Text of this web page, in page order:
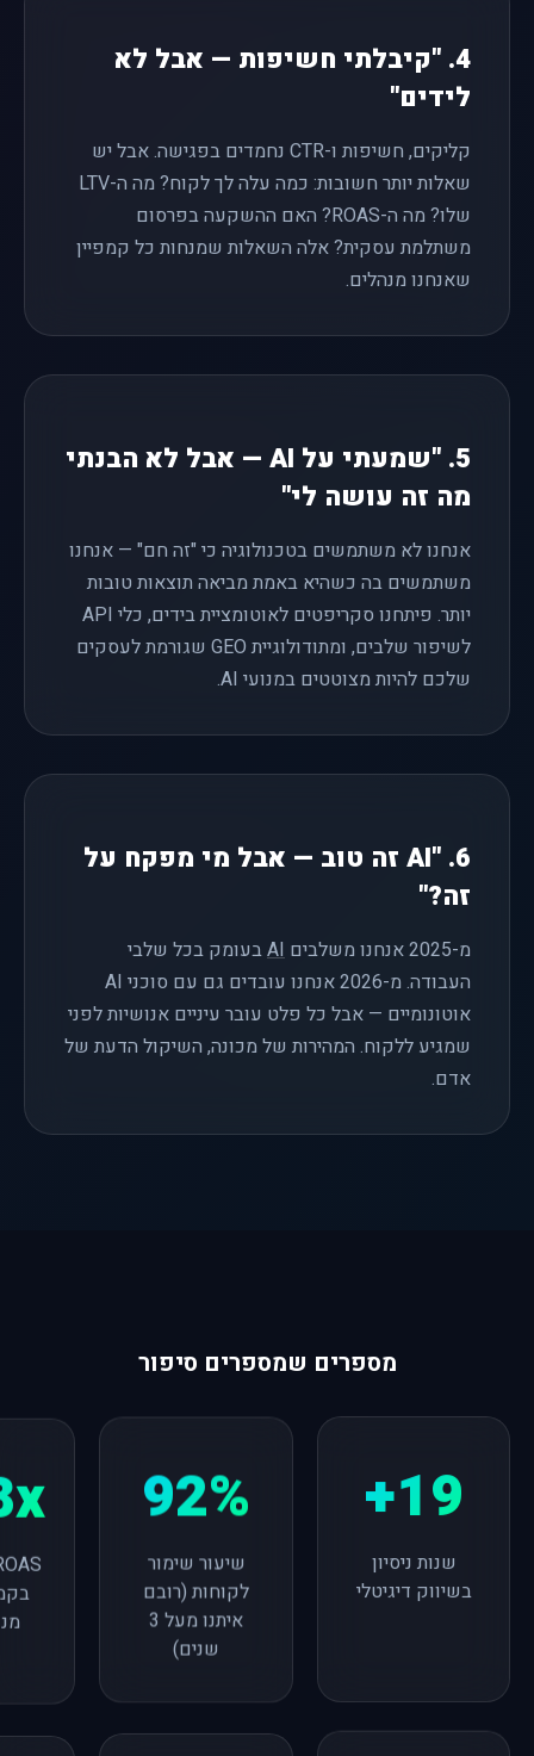
4. "קיבלתי חשיפות — אבל לא
לידים"
קליקים, חשיפות ו-CTR נחמדים בפגישה. אבל יש
שאלות יותר חשובות: כמה עלה לך לקוח? מה ה-LTV
שלו? מה ה-ROAS? האם ההשקעה בפרסום
משתלמת עסקית? אלה השאלות שמנחות כל קמפיין
שאנחנו מנהלים.
5. "שמעתי על AI — אבל לא הבנתי
מה זה עושה לי"
אנחנו לא משתמשים בטכנולוגיה כי "זה חם" — אנחנו
משתמשים בה כשהיא באמת מביאה תוצאות טובות
יותר. פיתחנו סקריפטים לאוטומציית בידים, כלי API
לשיפור שלבים, ומתודולוגיית GEO שגורמת לעסקים
שלכם להיות מצוטטים במנועי AI.
6. "AI זה טוב — אבל מי מפקח על
זה?"
מ-2025 אנחנו משלבים AIבעומק בכל שלבי
העבודה. מ-2026 אנחנו עובדים גם עם סוכני AI
אוטונומיים — אבל כל פלט עובר עיניים אנושיות לפני
שמגיע ללקוח. המהירות של מכונה, השיקול הדעת של
אדם.
מספרים שמספרים סיפור
19+
שנות ניסיון
בשיווק דיגיטלי
92%
שיעור שימור
לקוחות (רובם
איתנו מעל 3
שנים)